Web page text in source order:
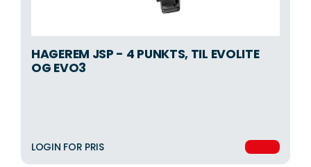
HAGEREM JSP - 4 PUNKTS, TIL EVOLITE
OG EVO3
LOGIN FOR PRIS